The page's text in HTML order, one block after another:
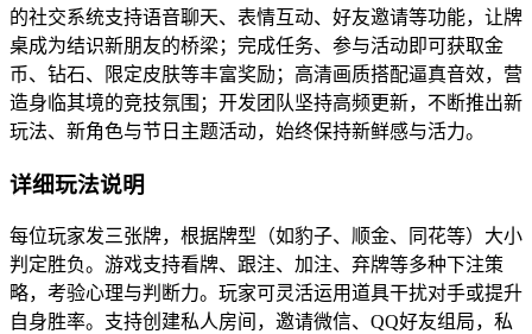
的社交系统支持语音聊天、表情互动、好友邀请等功能，让牌
桌成为结识新朋友的桥梁；完成任务、参与活动即可获取金
币、钻石、限定皮肤等丰富奖励；高清画质搭配逼真音效，营
造身临其境的竞技氛围；开发团队坚持高频更新，不断推出新
玩法、新角色与节日主题活动，始终保持新鲜感与活力。
详细玩法说明
每位玩家发三张牌，根据牌型（如豹子、顺金、同花等）大小
判定胜负。游戏支持看牌、跟注、加注、弃牌等多种下注策
略，考验心理与判断力。玩家可灵活运用道具干扰对手或提升
自身胜率。支持创建私人房间，邀请微信、QQ好友组局，私